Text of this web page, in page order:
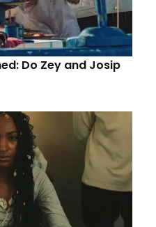
Do Zey and Josip